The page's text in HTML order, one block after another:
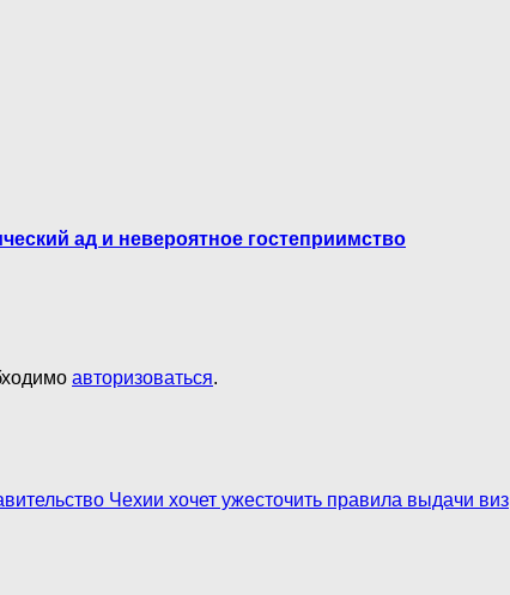
ад и невероятное гостеприимство
авторизоваться.
Чехии хочет ужесточить правила выдачи виз